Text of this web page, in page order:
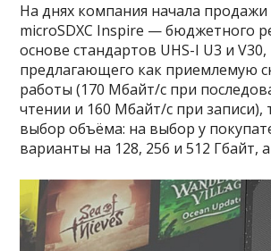
На днях компания начала
microSDXC Inspire — бюджетного
основе стандартов UHS-I U3 и V30,
предлагающего как приемлемую
работы (170 Мбайт/с при
чтении и 160 Мбайт/с при
выбор объёма: на выбор у
варианты на 128, 256 и 512 Гбайт,